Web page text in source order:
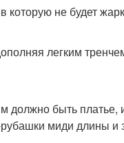
не будет
легким
должно быть платье,
рубашки миди длины